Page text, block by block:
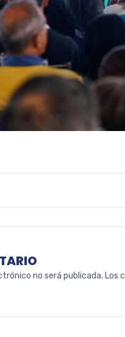
no será publicada. Los